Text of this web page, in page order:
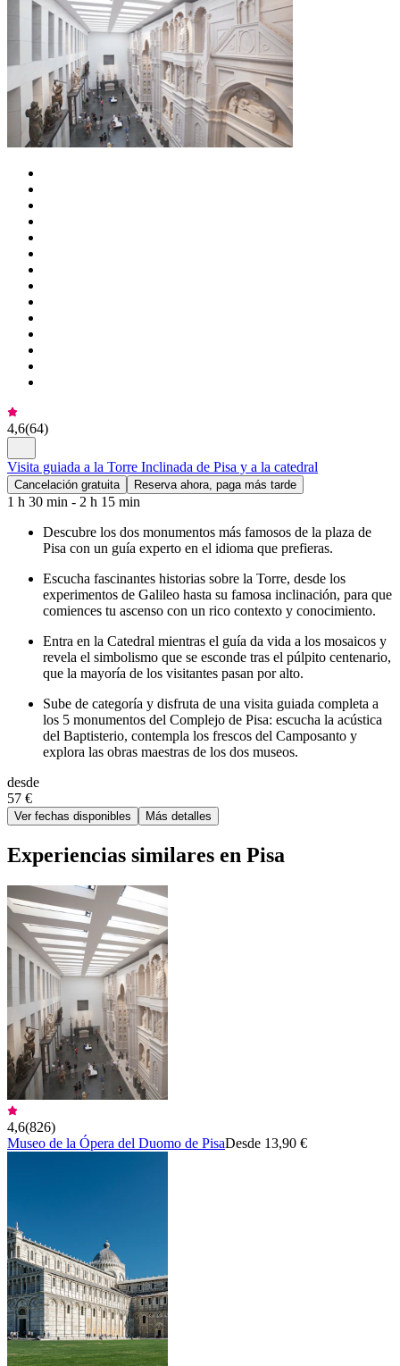
4,6(64)
Visita guiada a la Torre Inclinada de Pisa y a la catedral
Cancelación gratuita Reserva ahora, paga más tarde
1 h 30 min - 2 h 15 min
Descubre los dos monumentos más famosos de la plaza de
Pisa con un guía experto en el idioma que prefieras.
Escucha fascinantes historias sobre la Torre, desde los
experimentos de Galileo hasta su famosa inclinación, para que
comiences tu ascenso con un rico contexto y conocimiento.
Entra en la Catedral mientras el guía da vida a los mosaicos y
revela el simbolismo que se esconde tras el púlpito centenario,
que la mayoría de los visitantes pasan por alto.
Sube de categoría y disfruta de una visita guiada completa a
los 5 monumentos del Complejo de Pisa: escucha la acústica
del Baptisterio, contempla los frescos del Camposanto y
explora las obras maestras de los dos museos.
desde
57 €
Ver fechas disponibles Más detalles
Experiencias similares en Pisa
4,6(826)
Museo de la Ópera del Duomo de PisaDesde 13,90 €